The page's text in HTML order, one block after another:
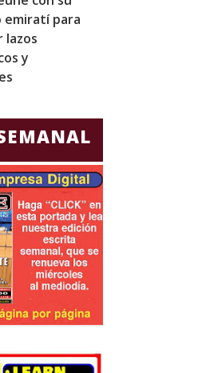
emiratí para
y